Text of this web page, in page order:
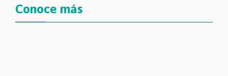
Conoce más